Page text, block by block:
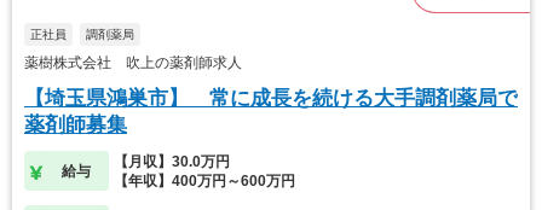
正社員 調剤薬局
薬樹株式会社 吹上の薬剤師求人
【埼玉県鴻巣市】 常に成長を続ける大手調剤薬局で
薬剤師募集
給与
【月収】30.0万円
【年収】400万円～600万円